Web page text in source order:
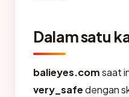
Dalam satu
balieyes.comsaat
very_safedengan